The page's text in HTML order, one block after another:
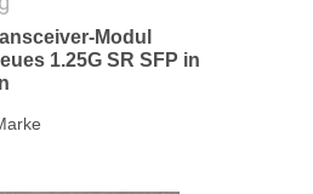
Modul
1.25G SR SFP in